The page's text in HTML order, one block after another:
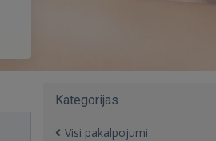
Kategorijas
Visi pakalpojumi